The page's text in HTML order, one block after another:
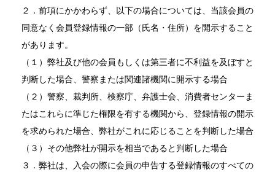
２．前項にかかわらず、以下の場合については、当該会員の
同意なく会員登録情報の一部（氏名・住所）を開示すること
があります。
（１）弊社及び他の会員もしくは第三者に不利益を及ぼすと
判断した場合、警察または関連諸機関に開示する場合
（２）警察、裁判所、検察庁、弁護士会、消費者センターま
たはこれらに準じた権限を有する機関から、登録情報の開示
を求められた場合、弊社がこれに応じることを判断した場合
（３）その他弊社が開示を相当であると判断した場合
３．弊社は、入会の際に会員の申告する登録情報のすべての